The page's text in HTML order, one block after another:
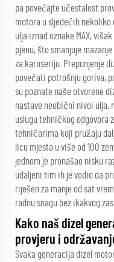
pa povećajte učestalost
motora u sljedećih nekoliko
ulja iznad oznake MAX,
pjenu, što smanjuje
za karoseriju. Prepunjenje
povećati potrošnju goriva,
su poznate naše otvorene
nastave neobični nivoi
uslugu tehničkog odgovora
tehničarima koji pružaju
licu mjesta u više od 100
jednom je pronašao nisku
udaljeni tim ih je vodio da
riješen za manje od sat
radnu snagu bez ikakvog
Kako naš dizel
provjeru i
Svaka generacija dizel